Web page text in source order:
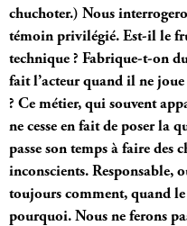
chuchoter.) Nous
témoin privilégié. Est-il le
technique ? Fabrique-t-on
fait l’acteur quand il ne
? Ce métier, qui souvent
ne cesse en fait de poser la
passe son temps à faire des
inconscients. Responsable,
toujours comment, quand
pourquoi. Nous ne ferons